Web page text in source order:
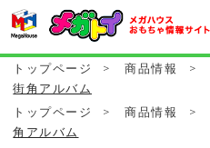
トップページ > 商品情報 >
街角アルバム
トップページ
> 商品情報 >
角アルバム